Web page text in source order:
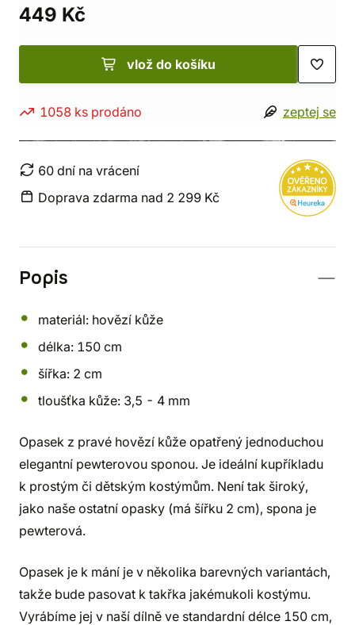
449 Kč
vlož do košíku
1058 ks prodáno zeptej se
60 dní na vrácení
Doprava zdarma nad 2 299 Kč
Popis
materiál: hovězí kůže
délka: 150 cm
šířka: 2 cm
tloušťka kůže: 3,5 - 4 mm
Opasek z pravé hovězí kůže opatřený jednoduchou
elegantní pewterovou sponou. Je ideální kupříkladu
k prostým či dětským kostýmům. Není tak široký,
jako naše ostatní opasky (má šířku 2 cm), spona je
pewterová.
Opasek je k mání je v několika barevných variantách,
takže bude pasovat k takřka jakémukoli kostýmu.
Vyrábíme jej v naší dílně ve standardní délce 150 cm,